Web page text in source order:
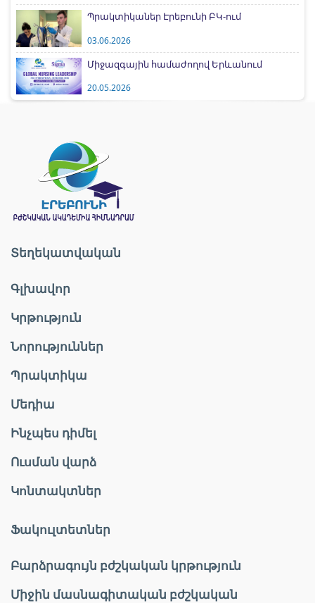
Պրակտիկաներ Էրեբունի ԲԿ-ում
03.06.2026
Միջազգային համաժողով Երևանում
20.05.2026
Տեղեկատվական
Գլխավոր
Կրթություն
Նորություններ
Պրակտիկա
Մեդիա
Ինչպես դիմել
Ուսման վարձ
Կոնտակտներ
Ֆակուլտետներ
Բարձրագույն բժշկական կրթություն
Միջին մասնագիտական բժշկական